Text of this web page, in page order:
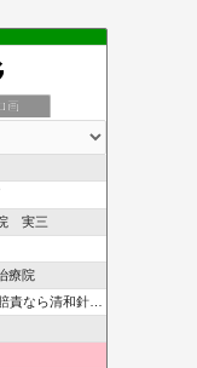
画
実三
療院
清和針灸接骨院